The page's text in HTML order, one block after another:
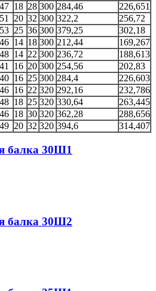
18 28 300 284,46
226,651
20 32 300 322,2
256,72
25 36 300 379,25
302,18
14 18 300 212,44
169,267
14 22 300 236,72
188,613
16 20 300 254,56
202,83
16 25 300 284,4
226,603
16 22 320 292,16
232,786
18 25 320 330,64
263,445
18 30 320 362,28
288,656
20 32 320 394,6 314,407
балка 30Ш1
балка 30Ш2